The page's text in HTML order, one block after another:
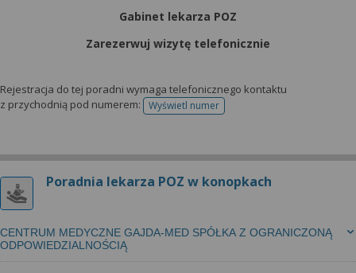
Gabinet lekarza POZ
Zarezerwuj wizytę telefonicznie
Rejestracja do tej poradni wymaga telefonicznego kontaktu
z przychodnią pod numerem:
Wyświetl numertelefonu do rejestracji
Poradnia lekarza POZ w konopkach
CENTRUM MEDYCZNE GAJDA-MED SPÓŁKA Z OGRANICZONĄ
ODPOWIEDZIALNOŚCIĄ